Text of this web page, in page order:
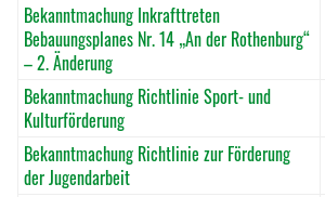
Bekanntmachung Inkrafttreten
Bebauungsplanes Nr. 14 „An der Rothenburg“
– 2. Änderung
Bekanntmachung Richtlinie Sport- und
Kulturförderung
Bekanntmachung Richtlinie zur Förderung
der Jugendarbeit